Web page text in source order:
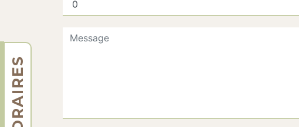
HORAIRES